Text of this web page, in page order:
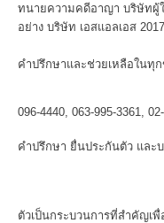
ทนายความคดีอาญา บริษัทผู้
อย่าง บริษัท เอสแอลเอส
ที่พ
คำปรึกษาและช่วยเหลือในทุ
• โท
096-4440, 063-995-3361,
• บริ
คำปรึกษา ยื่นประกันตัว และ
การ
ตัวเป็นกระบวนการที่สำคัญ